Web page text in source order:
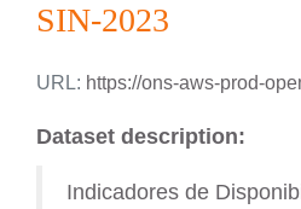
SIN-2023
URL: https://ons-aws-prod-opendata.s3.amazonaws.com/dataset/ind-
Dataset description:
Indicadores de